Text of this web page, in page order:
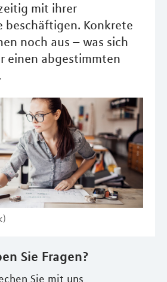
mit ihrer
beschäftigen. Konkrete
noch aus – was sich
einen abgestimmten
Sie Fragen?
Sie mit uns